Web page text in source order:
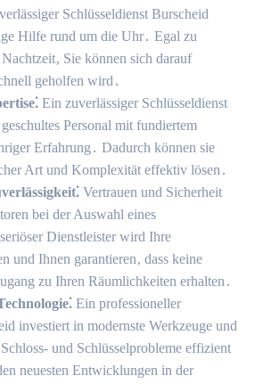
Schlüsseldienst Burscheid
Hilfe rund um die Uhr․ Egal zu
Sie können sich darauf
geholfen wird․
Ein zuverlässiger Schlüsseldienst
Personal mit fundiertem
Erfahrung․ Dadurch können sie
Art und Komplexität effektiv lösen․
Vertrauen und Sicherheit
bei der Auswahl eines
Dienstleister wird Ihre
und Ihnen garantieren‚ dass keine
zu Ihren Räumlichkeiten erhalten․
Ein professioneller
investiert in modernste Werkzeuge und
und Schlüsselprobleme effizient
neuesten Entwicklungen in der